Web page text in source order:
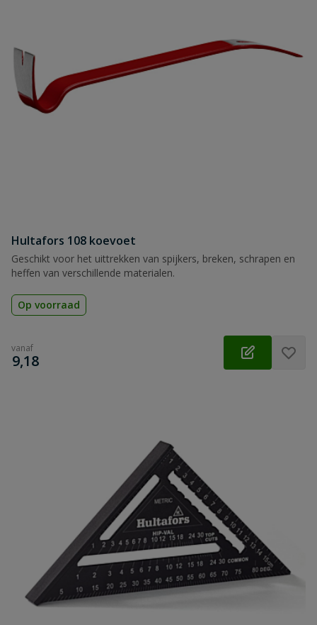
Hultafors 108 koevoet
Geschikt voor het uittrekken van spijkers, breken, schrapen en
heffen van verschillende materialen.
Op voorraad
vanaf
€
9,18